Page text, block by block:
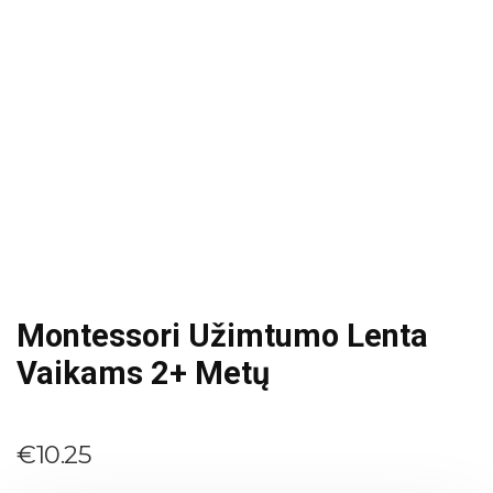
Montessori Užimtumo Lenta
Vaikams 2+ Metų
€10.25